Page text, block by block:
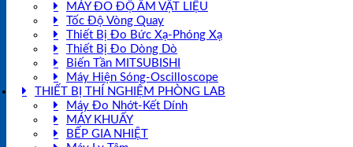
MÁY ĐO ĐỘ ẨM VẬT LIỆU
Tốc Độ Vòng Quay
Thiết Bị Đo Bức Xạ-Phóng Xạ
Thiết Bị Đo Dòng Dò
Biến Tần MITSUBISHI
Máy Hiện Sóng-Oscilloscope
THIẾT BỊ THÍ NGHIỆM PHÒNG LAB
Máy Đo Nhớt-Kết Dính
MÁY KHUẤY
BẾP GIA NHIỆT